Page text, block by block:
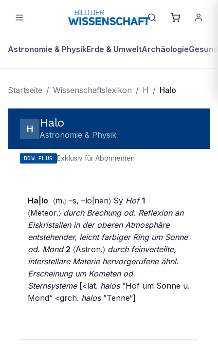
Astronomie & PhysikErde & UmweltArchäologie
Startseite / Wissenschaftslexikon / H / Halo
H Halo
Astronomie & Physik
BDW PLUS Exklusiv für Abonnenten
Ha|lo 〈m.; –s, –lo|nen〉 Sy Hof 1
〈Meteor.〉 durch Brechung od. Reflexion an
Eiskristallen in der oberen Atmosphäre
entstehender, leicht farbiger Ring um Sonne
od. Mond 2 〈Astron.〉 durch feinverteilte,
interstellare Materie hervorgerufene ähnl.
Erscheinung um Kometen od.
Sternsysteme[<lat. halos”Hof um Sonne u.
Mond“ <grch. halos”Tenne“]